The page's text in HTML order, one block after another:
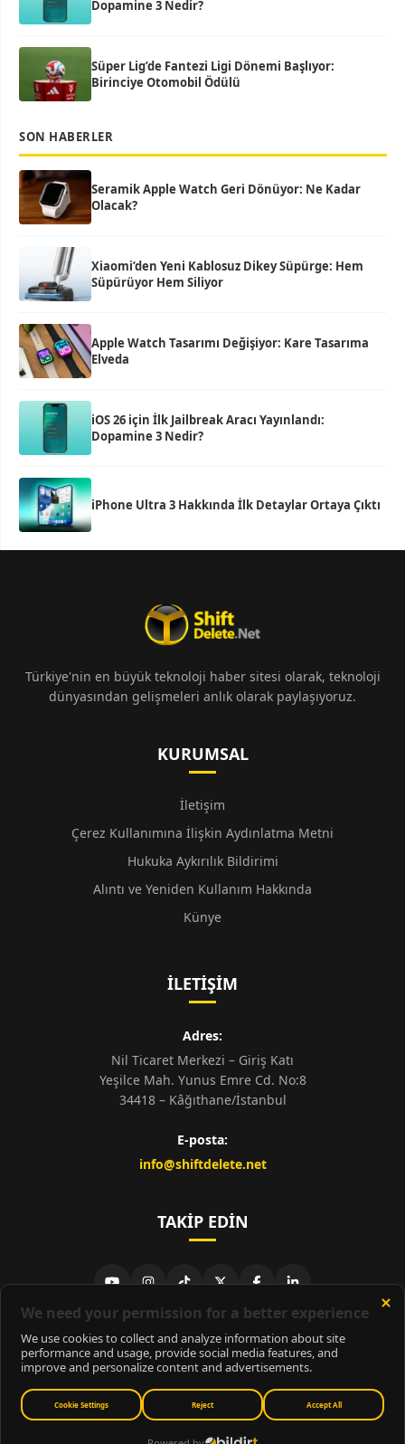
Dopamine 3 Nedir?
Süper Lig’de Fantezi Ligi Dönemi Başlıyor:
Birinciye Otomobil Ödülü
SON HABERLER
Seramik Apple Watch Geri Dönüyor: Ne Kadar
Olacak?
Xiaomi’den Yeni Kablosuz Dikey Süpürge: Hem
Süpürüyor Hem Siliyor
Apple Watch Tasarımı Değişiyor: Kare Tasarıma
Elveda
iOS 26 için İlk Jailbreak Aracı Yayınlandı:
Dopamine 3 Nedir?
iPhone Ultra 3 Hakkında İlk Detaylar Ortaya Çıktı
Türkiye'nin en büyük teknoloji haber sitesi olarak, teknoloji
dünyasından gelişmeleri anlık olarak paylaşıyoruz.
KURUMSAL
İletişim
Çerez Kullanımına İlişkin Aydınlatma Metni
Hukuka Aykırılık Bildirimi
Alıntı ve Yeniden Kullanım Hakkında
Künye
İLETIŞIM
Adres:
Nil Ticaret Merkezi – Giriş Katı
Yeşilce Mah. Yunus Emre Cd. No:8
34418 – Kâğıthane/İstanbul
E-posta:
info@shiftdelete.net
TAKIP EDIN
© 2026ShiftDelete.Net- Tüm hakları saklıdır.
ShiftDelete.Net, İnternet Medyası ve Bilişim Muhabirleri Derneği
üyesidir.